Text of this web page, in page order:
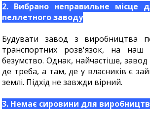
2. Вибрано неправильне місце
пеллетного заводу
Будувати завод з виробництва
транспортних розв'язок, на наш
безумство. Однак, найчастіше, завод
де треба, а там, де у власників є
землі. Підхід не завжди вірний.
3. Немає сировини для